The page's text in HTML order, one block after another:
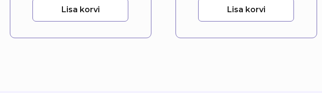
Lisa korvi Lisa korvi